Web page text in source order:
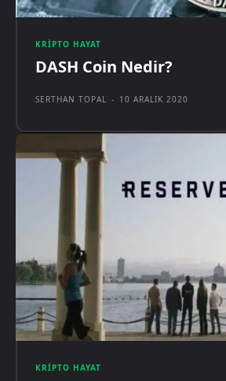
KRIPTO HAYAT
DASH Coin Nedir?
SERTHAN TOPAL - 10 ARALIK 2020
KRIPTO HAYAT